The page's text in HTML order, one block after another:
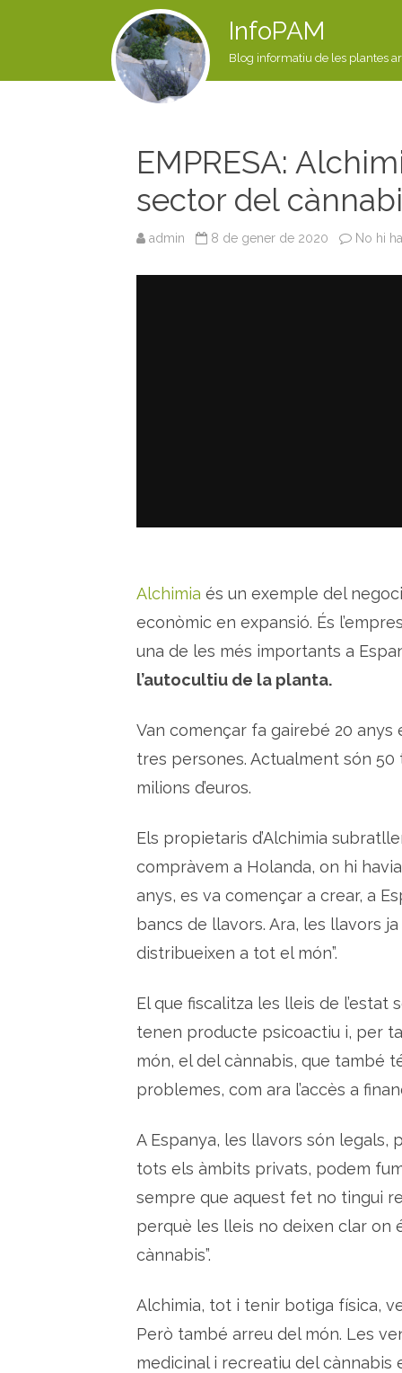
InfoPAM
Blog informatiu de les plantes
EMPRESA:
sector del
admin 8 de gener de 2020 No hi
Alchimia és un exemple del
econòmic en expansió. És
una de les més importants a
l’autocultiu de la planta.
Van començar fa gairebé 20
tres persones. Actualment són
milions d’euros.
Els propietaris d’Alchimia
compràvem a Holanda, on hi
anys, es va començar a crear, a
bancs de llavors. Ara, les llavors
distribueixen a tot el món”.
El que fiscalitza les lleis de
tenen producte psicoactiu i, per
món, el del cànnabis, que també
problemes, com ara l’accès a
A Espanya, les llavors són legals,
tots els àmbits privats, podem
sempre que aquest fet no tingui
perquè les lleis no deixen clar on
cànnabis”.
Alchimia, tot i tenir botiga física,
Però també arreu del món. Les
medicinal i recreatiu del cànnabis